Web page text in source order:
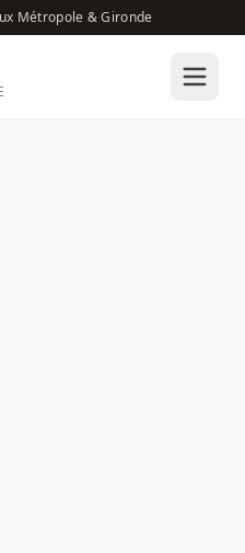
Métropole & Gironde